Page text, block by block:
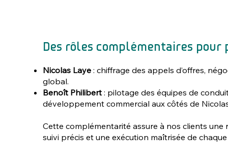
Des rôles complémentaires pour
Nicolas Laye : chiffrage des appels d’offres,
global.
Benoît Philibert : pilotage des équipes de
développement commercial aux côtés de
Cette complémentarité assure à nos clients une
suivi précis et une exécution maîtrisée de